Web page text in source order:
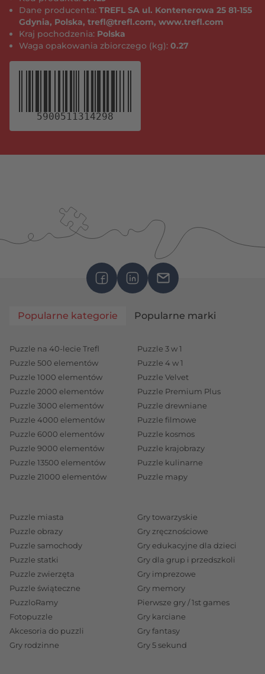
Dane producenta: TREFL SA ul. Kontenerowa 25 81-155
Gdynia, Polska, trefl@trefl.com, www.trefl.com
Kraj pochodzenia: Polska
Waga opakowania zbiorczego (kg): 0.27
5900511314298
Popularne kategorie Popularne marki
Puzzle na 40-lecie Trefl
Puzzle 500 elementów
Puzzle 1000 elementów
Puzzle 2000 elementów
Puzzle 3000 elementów
Puzzle 4000 elementów
Puzzle 6000 elementów
Puzzle 9000 elementów
Puzzle 13500 elementów
Puzzle 21000 elementów
Puzzle 3 w 1
Puzzle 4 w 1
Puzzle Velvet
Puzzle Premium Plus
Puzzle drewniane
Puzzle filmowe
Puzzle kosmos
Puzzle krajobrazy
Puzzle kulinarne
Puzzle mapy
Puzzle miasta
Puzzle obrazy
Puzzle samochody
Puzzle statki
Puzzle zwierzęta
Puzzle świąteczne
PuzzloRamy
Fotopuzzle
Akcesoria do puzzli
Gry rodzinne
Gry towarzyskie
Gry zręcznościowe
Gry edukacyjne dla dzieci
Gry dla grup i przedszkoli
Gry imprezowe
Gry memory
Pierwsze gry / 1st games
Gry karciane
Gry fantasy
Gry 5 sekund